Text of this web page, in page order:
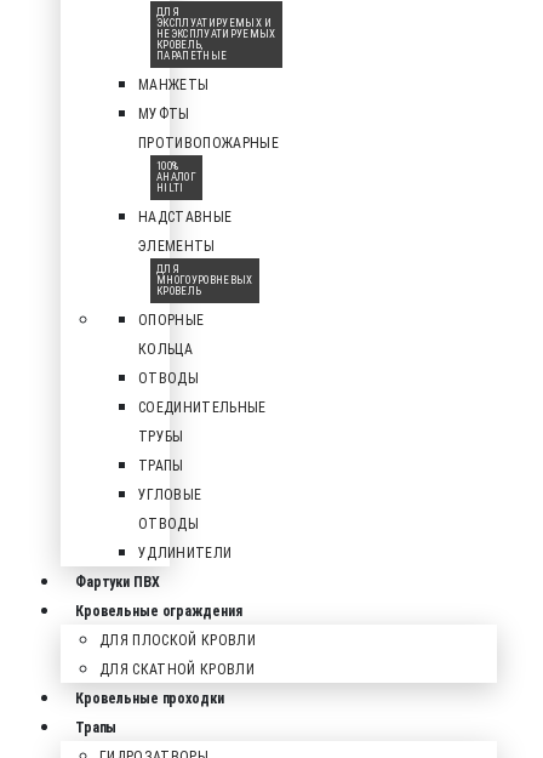
ДЛЯ
ЭКСПЛУАТИРУЕМЫХ И
НЕЭКСПЛУАТИРУЕМЫХ
КРОВЕЛЬ,
ПАРАПЕТНЫЕ
МАНЖЕТЫ
МУФТЫ
ПРОТИВОПОЖАРНЫЕ
100%
АНАЛОГ
HILTI
НАДСТАВНЫЕ
ЭЛЕМЕНТЫ
ДЛЯ
МНОГОУРОВНЕВЫХ
КРОВЕЛЬ
ОПОРНЫЕ
КОЛЬЦА
ОТВОДЫ
СОЕДИНИТЕЛЬНЫЕ
ТРУБЫ
ТРАПЫ
УГЛОВЫЕ
ОТВОДЫ
УДЛИНИТЕЛИ
Фартуки ПВХ
Кровельные ограждения
ДЛЯ ПЛОСКОЙ КРОВЛИ
ДЛЯ СКАТНОЙ КРОВЛИ
Кровельные проходки
Трапы